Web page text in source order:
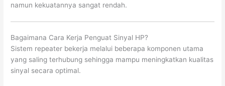
namun kekuatannya sangat rendah.
Bagaimana Cara Kerja Penguat Sinyal HP?
Sistem repeater bekerja melalui beberapa komponen utama
yang saling terhubung sehingga mampu meningkatkan kualitas
sinyal secara optimal.